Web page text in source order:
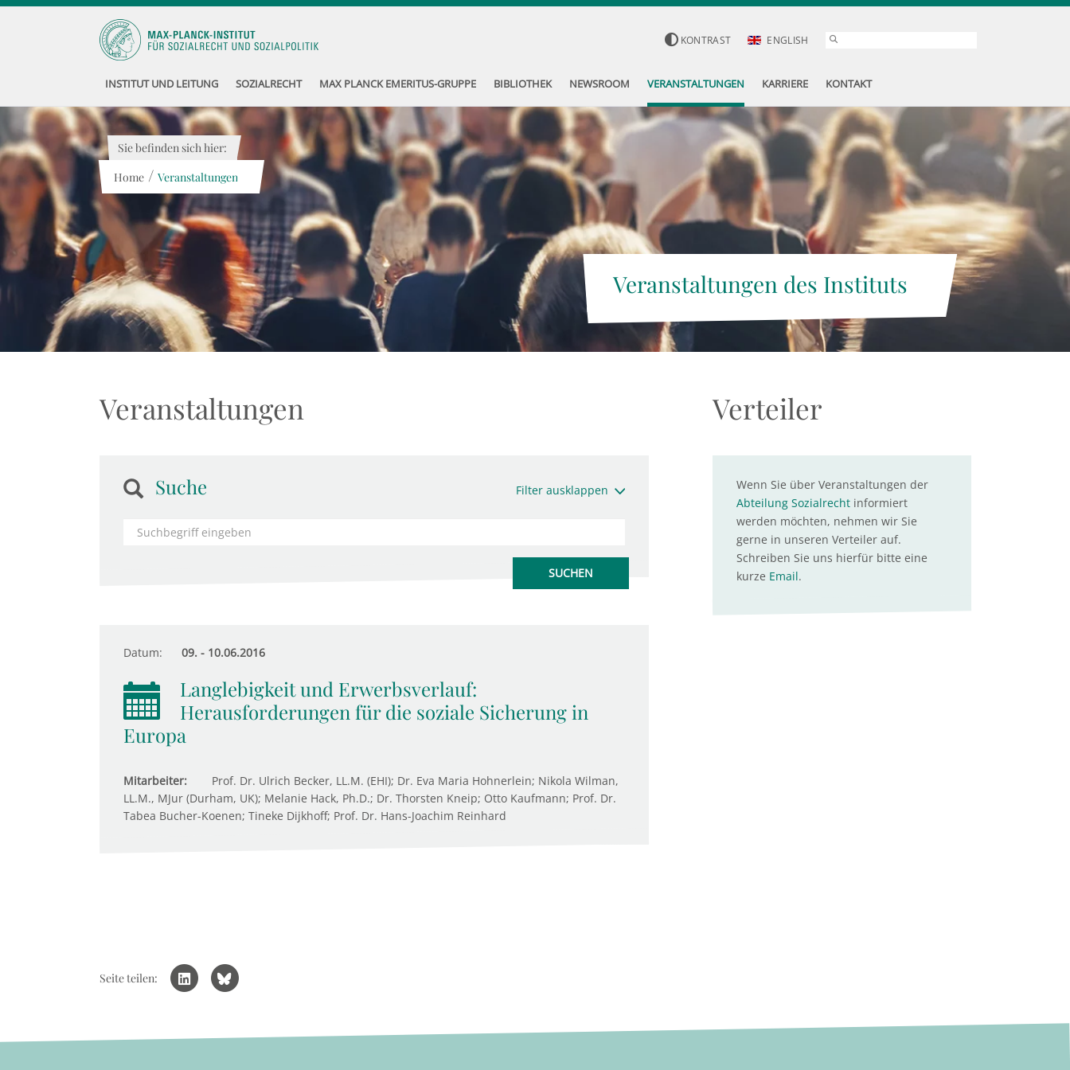
KONTRAST ENGLISH
INSTITUT UND LEITUNG SOZIALRECHT MAX PLANCK EMERITUS-GRUPPE BIBLIOTHEK NEWSROOM VERANSTALTUNGEN KARRIERE KONTAKT
Veranstaltungen des Instituts
Sie befinden sich hier:
Home / Veranstaltungen
Veranstaltungen
Suche Filter ausklappen
Datum: 09. - 10.06.2016
Langlebigkeit und Erwerbsverlauf:
Herausforderungen für die soziale Sicherung in
Europa
Mitarbeiter:
Prof. Dr. Ulrich Becker, LL.M. (EHI); Dr. Eva Maria Hohnerlein; Nikola Wilman,
LL.M., MJur (Durham, UK); Melanie Hack, Ph.D.; Dr. Thorsten Kneip; Otto Kaufmann; Prof. Dr.
Tabea Bucher-Koenen; Tineke Dijkhoff; Prof. Dr. Hans-Joachim Reinhard
Verteiler
Wenn Sie über Veranstaltungen der
Abteilung Sozialrechtinformiert
werden möchten, nehmen wir Sie
gerne in unseren Verteiler auf.
Schreiben Sie uns hierfür bitte eine
kurze Email.
Seite teilen: